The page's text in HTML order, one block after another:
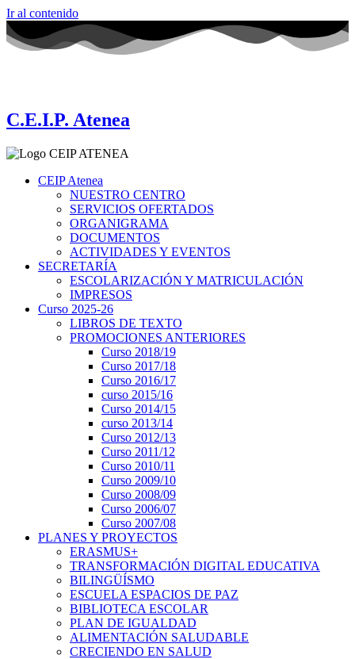
Ir al contenido
C.E.I.P. Atenea
CEIP Atenea
NUESTRO CENTRO
SERVICIOS OFERTADOS
ORGANIGRAMA
DOCUMENTOS
ACTIVIDADES Y EVENTOS
SECRETARÍA
ESCOLARIZACIÓN Y MATRICULACIÓN
IMPRESOS
Curso 2025-26
LIBROS DE TEXTO
PROMOCIONES ANTERIORES
Curso 2018/19
Curso 2017/18
Curso 2016/17
curso 2015/16
Curso 2014/15
curso 2013/14
Curso 2012/13
Curso 2011/12
Curso 2010/11
Curso 2009/10
Curso 2008/09
Curso 2006/07
Curso 2007/08
PLANES Y PROYECTOS
ERASMUS+
TRANSFORMACIÓN DIGITAL EDUCATIVA
BILINGÜÍSMO
ESCUELA ESPACIOS DE PAZ
BIBLIOTECA ESCOLAR
PLAN DE IGUALDAD
ALIMENTACIÓN SALUDABLE
CRECIENDO EN SALUD